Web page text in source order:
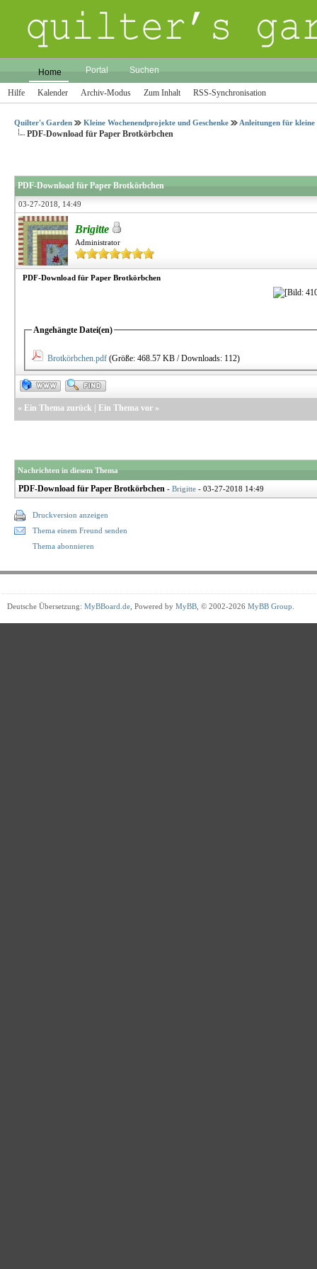
Home Portal Suchen
Hilfe Kalender Archiv-Modus Zum Inhalt RSS-Synchronisation
Quilter's Garden Kleine Wochenendprojekte und Geschenke Anleitungen für kleine
PDF-Download für Paper Brotkörbchen
PDF-Download für Paper Brotkörbchen
03-27-2018, 14:49
Brigitte
Administrator
PDF-Download für Paper Brotkörbchen
Angehängte Datei(en)
Brotkörbchen.pdf (Größe: 468.57 KB / Downloads: 112)
« Ein Thema zurück Ein Thema vor »
Nachrichten in diesem Thema
PDF-Download für Paper Brotkörbchen - Brigitte - 03-27-2018 14:49
Druckversion anzeigen
Thema einem Freund senden
Thema abonnieren
Deutsche Übersetzung: MyBBoard.de , Powered by MyBB , © 2002-2026 MyBB Group